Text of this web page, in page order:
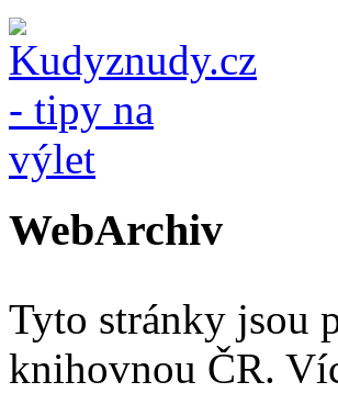
WebArchiv
Tyto stránky jsou
knihovnou ČR.